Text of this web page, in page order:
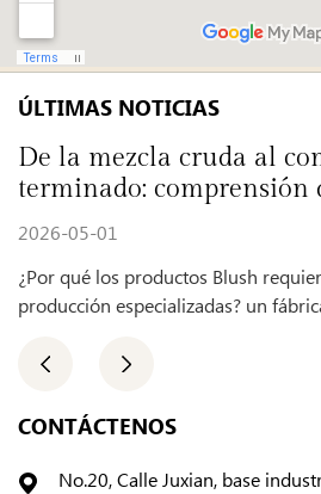
ÚLTIMAS NOTICIAS
la mezcla cruda al
comprensión
del rubor
05-01
qué los productos Blush
especializadas? un fábrica de rubor opera con
CONTÁCTENOS
No.20, Calle Juxian, base